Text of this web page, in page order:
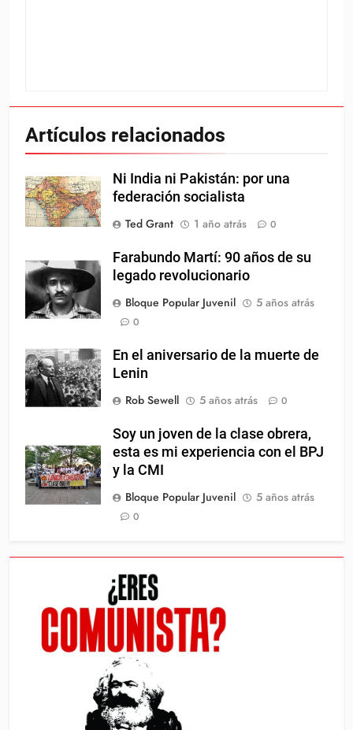
Artículos relacionados
Ni India ni Pakistán: por una
federación socialista
Ted Grant
1 año atrás 0
Farabundo Martí: 90 años de su
legado revolucionario
Bloque Popular Juvenil
5 años atrás
0
En el aniversario de la muerte de
Lenin
Rob Sewell
5 años atrás 0
Soy un joven de la clase obrera,
esta es mi experiencia con el BPJ
y la CMI
Bloque Popular Juvenil
5 años atrás
0